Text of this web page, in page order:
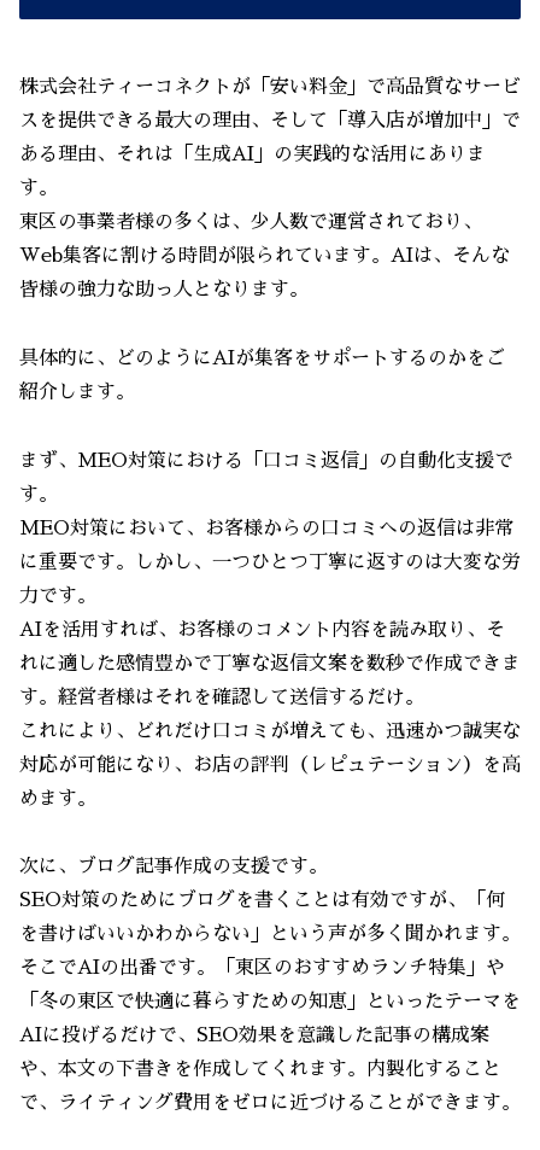
株式会社ティーコネクトが「安い料金」で高品質なサービ
スを提供できる最大の理由、そして「導入店が増加中」で
ある理由、それは「生成AI」の実践的な活用にありま
す。
東区の事業者様の多くは、少人数で運営されており、
Web集客に割ける時間が限られています。AIは、そんな
皆様の強力な助っ人となります。
具体的に、どのようにAIが集客をサポートするのかをご
紹介します。
まず、MEO対策における「口コミ返信」の自動化支援で
す。
MEO対策において、お客様からの口コミへの返信は非常
に重要です。しかし、一つひとつ丁寧に返すのは大変な労
力です。
AIを活用すれば、お客様のコメント内容を読み取り、そ
れに適した感情豊かで丁寧な返信文案を数秒で作成できま
す。経営者様はそれを確認して送信するだけ。
これにより、どれだけ口コミが増えても、迅速かつ誠実な
対応が可能になり、お店の評判（レピュテーション）を高
めます。
次に、ブログ記事作成の支援です。
SEO対策のためにブログを書くことは有効ですが、「何
を書けばいいかわからない」という声が多く聞かれます。
そこでAIの出番です。「東区のおすすめランチ特集」や
「冬の東区で快適に暮らすための知恵」といったテーマを
AIに投げるだけで、SEO効果を意識した記事の構成案
や、本文の下書きを作成してくれます。内製化すること
で、ライティング費用をゼロに近づけることができます。